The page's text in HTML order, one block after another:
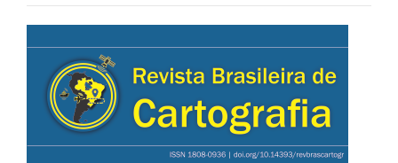
Barra
lateral
de
artigos